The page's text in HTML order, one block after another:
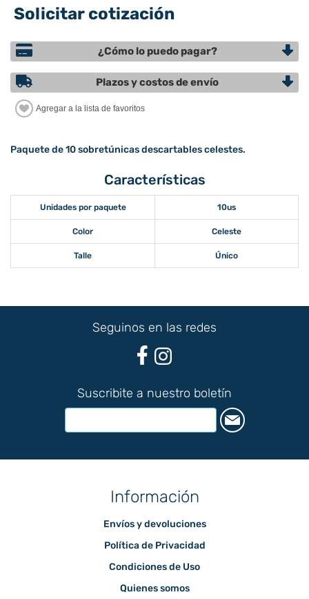
Solicitar cotización
¿Cómo lo puedo pagar?
Plazos y costos de envío
Paquete de 10 sobretúnicas descartables celestes.
Características
Unidades por paquete 10us
Color Celeste
Talle Único
Seguinos en las redes
Suscribite a nuestro boletín
Información
Envíos y devoluciones
Política de Privacidad
Condiciones de Uso
Quienes somos